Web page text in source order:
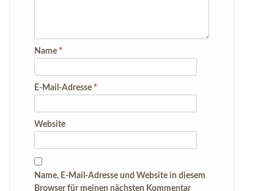
Name *
E-Mail-Adresse *
Website
Name, E-Mail-Adresse und Website in diesem
Browser für meinen nächsten Kommentar